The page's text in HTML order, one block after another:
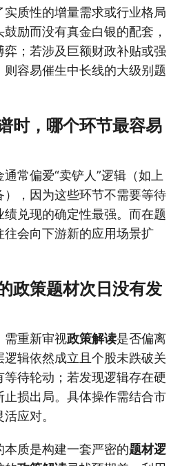
质性的增量需求或行业格局
励而没有真金白银的配套，
；若涉及巨额财政补贴或强
容易催生中长线的大级别题
时，哪个环节最容易
常偏爱“卖铲人”逻辑（如上
，因为这些环节不需要等待
兑现的确定性最强。而在题
会向下游新的应用场景扩
政策题材次日没有发
需重新审视政策解读是否偏离
辑依然成立且个股未跌破关
待轮动；若发现逻辑存在硬
损出局。具体操作需结合市
应对。
质是构建一套严密的题材逻